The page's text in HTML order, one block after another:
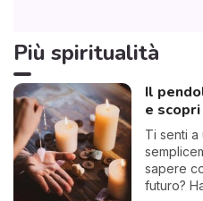
Più spiritualità
Il
e
Ti senti a
sapere
futuro?